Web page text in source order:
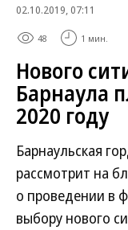
02.10.2019, 07:11
48 1 мин.
Нового
Барнаула
2020 году
Барнаульская
рассмотрит на
о проведении в
выбору нового